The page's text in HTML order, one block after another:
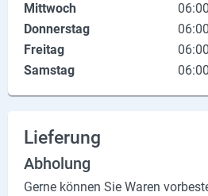
Mittwoch
Donnerstag
Freitag
Samstag
Lieferung
Abholung
Gerne können Sie Waren
AGB
Impressum
Datenschutz
Social Media
Facebook